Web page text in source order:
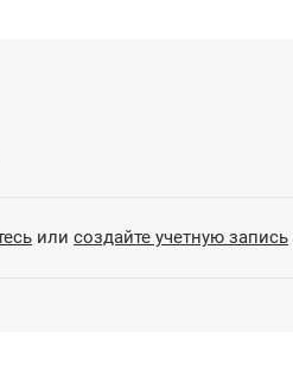
или создайте учетную запись